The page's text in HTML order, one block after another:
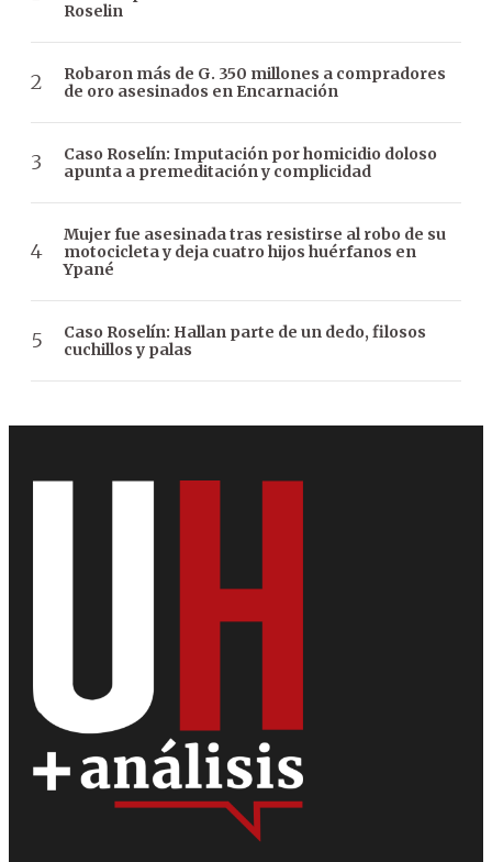
Roselin
Robaron más de G. 350 millones a compradores
de oro asesinados en Encarnación
Caso Roselín: Imputación por homicidio doloso
apunta a premeditación y complicidad
Mujer fue asesinada tras resistirse al robo de su
motocicleta y deja cuatro hijos huérfanos en
Ypané
Caso Roselín: Hallan parte de un dedo, filosos
cuchillos y palas